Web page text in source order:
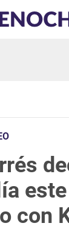
con